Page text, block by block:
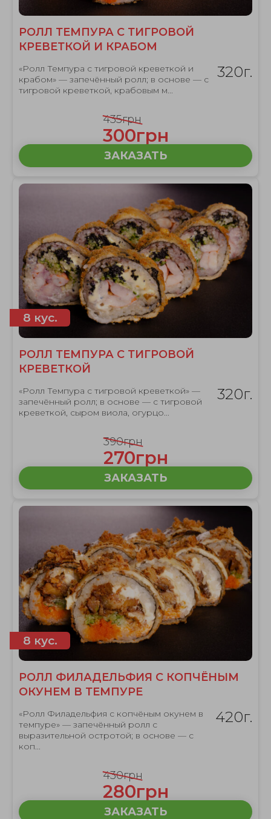
РОЛЛ ТЕМПУРА С ТИГРОВОЙ
КРЕВЕТКОЙ И КРАБОМ
«Ролл Темпура с тигровой креветкой и
крабом» — запечённый ролл; в основе — с
тигровой креветкой, крабовым м...
320г.
435грн
300грн
ЗАКАЗАТЬ
8 кус.
РОЛЛ ТЕМПУРА С ТИГРОВОЙ
КРЕВЕТКОЙ
«Ролл Темпура с тигровой креветкой» —
запечённый ролл; в основе — с тигровой
креветкой, сыром виола, огурцо...
320г.
390грн
270грн
ЗАКАЗАТЬ
8 кус.
РОЛЛ ФИЛАДЕЛЬФИЯ С КОПЧЁНЫМ
ОКУНЕМ В ТЕМПУРЕ
«Ролл Филадельфия с копчёным окунем в
темпуре» — запечённый ролл с
выразительной остротой; в основе — с
коп...
420г.
430грн
280грн
ЗАКАЗАТЬ